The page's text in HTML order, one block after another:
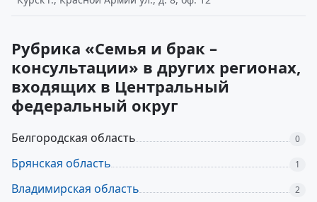
Рубрика «Семья и брак –
консультации» в других регионах,
входящих в Центральный
федеральный округ
Белгородская область 0
Брянская область 1
Владимирская область 2